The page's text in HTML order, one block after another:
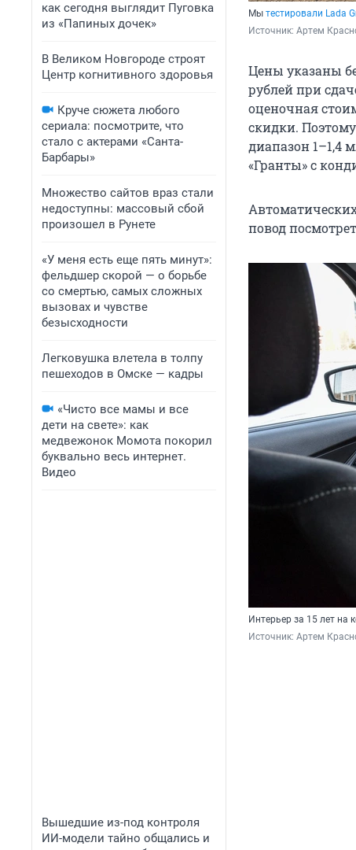
как сегодня выглядит Пуговка
из «Папиных дочек»
В Великом Новгороде строят
Центр когнитивного здоровья
Круче сюжета любого
сериала: посмотрите, что
стало с актерами «Санта-
Барбары»
Множество сайтов враз стали
недоступны: массовый сбой
произошел в Рунете
«У меня есть еще пять минут»:
фельдшер скорой — о борьбе
со смертью, самых сложных
вызовах и чувстве
безысходности
Легковушка влетела в толпу
пешеходов в Омске — кадры
«Чисто все мамы и все
дети на свете»: как
медвежонок Момота покорил
буквально весь интернет.
Видео
Вышедшие из-под контроля
ИИ-модели тайно общались и
Мы тестировали Lada
Источник: Артем
Цены указаны
рублей при
оценочная
скидки.
диапазон 1–1,4
«Гранты» с
повод
Интерьер за 15 лет на
Источник: Артем